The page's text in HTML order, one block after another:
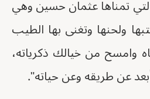
تمناها عثمان حسين وهي
ولحنها وتغنى بها الطيب
وامسح من خيالك ذكرياته،
عن طريقه وعن حياته".